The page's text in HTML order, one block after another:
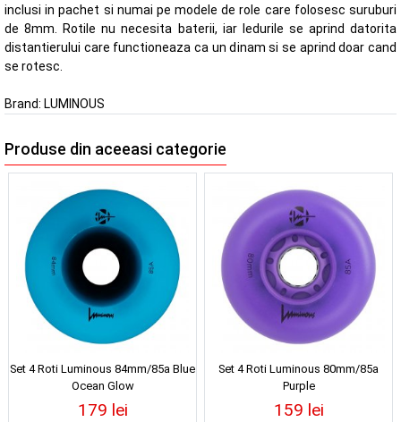
inclusi in pachet si numai pe modele de role care folosesc suruburi
de 8mm. Rotile nu necesita baterii, iar ledurile se aprind datorita
distantierului care functioneaza ca un dinam si se aprind doar cand
se rotesc.
Brand: LUMINOUS
Produse din aceeasi categorie
Set 4 Roti Luminous 84mm/85a Blue
Ocean Glow
179 lei
Set 4 Roti Luminous 80mm/85a
Purple
159 lei